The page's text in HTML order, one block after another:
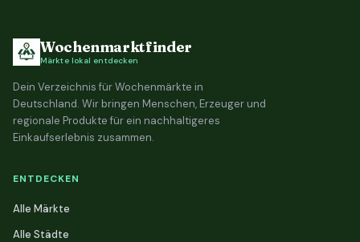
Wochenmarktfinder
Märkte lokal entdecken
Dein Verzeichnis für Wochenmärkte in
Deutschland. Wir bringen Menschen, Erzeuger und
regionale Produkte für ein nachhaltigeres
Einkaufserlebnis zusammen.
ENTDECKEN
Alle Märkte
Alle Städte